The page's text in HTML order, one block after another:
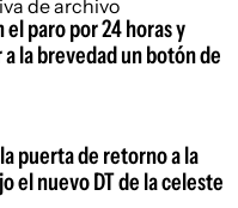
el paro por 24 horas y
la brevedad un botón de
puerta de retorno a la
el nuevo DT de la celeste